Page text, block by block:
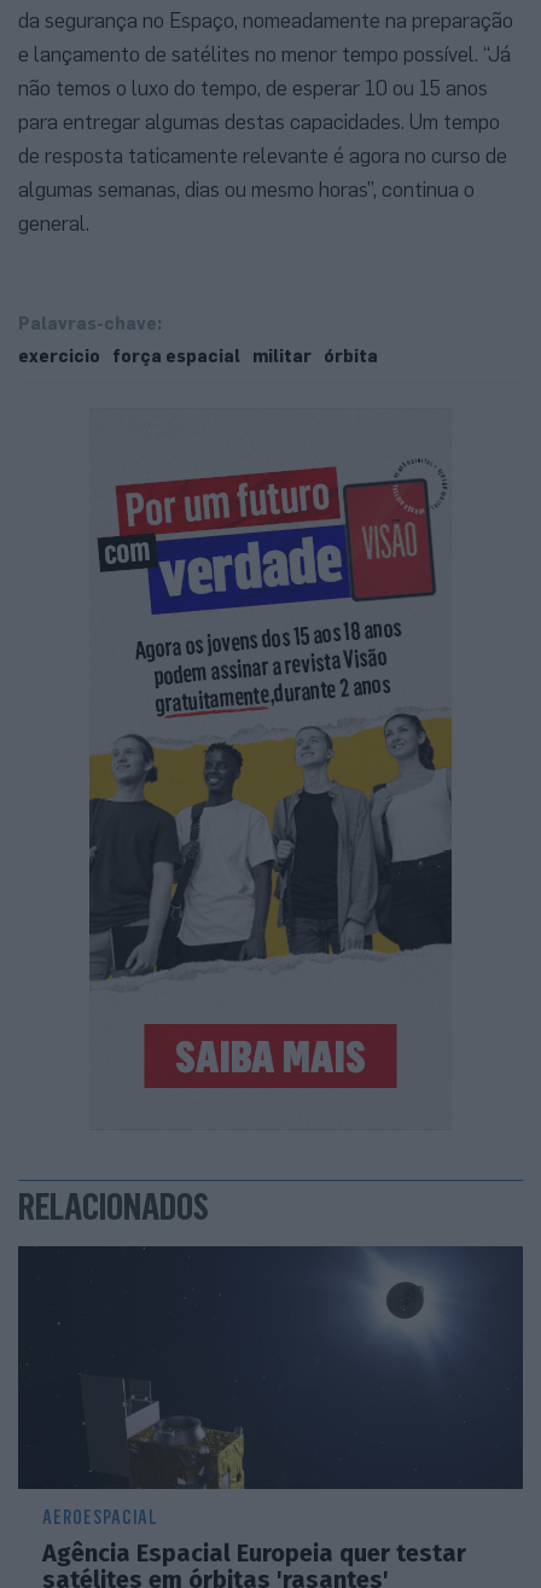
da segurança no Espaço, nomeadamente na preparação
e lançamento de satélites no menor tempo possível. “Já
não temos o luxo do tempo, de esperar 10 ou 15 anos
para entregar algumas destas capacidades. Um tempo
de resposta taticamente relevante é agora no curso de
algumas semanas, dias ou mesmo horas”, continua o
general.
Palavras-chave:
exercicio
força espacial militar órbita
RELACIONADOS
AEROESPACIAL
Agência Espacial Europeia quer testar
satélites em órbitas 'rasantes'